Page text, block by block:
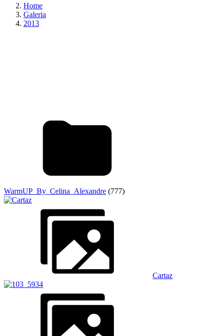
Home
Galeria
2013
WarmUP_By_Celina_Alexandre (777)
Cartaz